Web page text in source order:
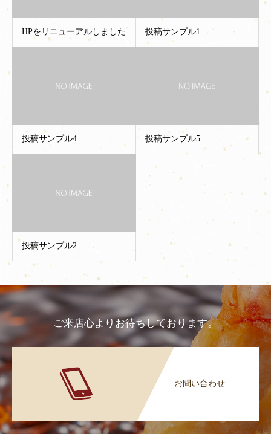
HPをリニューアルしました 投稿サンプル1
投稿サンプル4 投稿サンプル5
投稿サンプル2
ご来店心よりお待ちしております。
お問い合わせ